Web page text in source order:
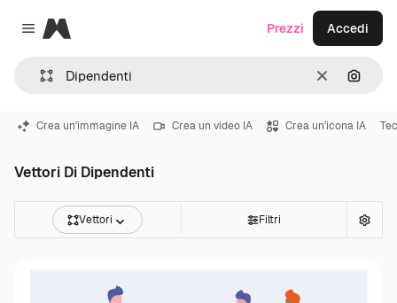
Close menu
Magnific
CancellaCerca
Prezzi Accedi
Crea un'immagine IA Crea un video IA Crea un'icona IA
Vettori Di Dipendenti
Vettori Filtri